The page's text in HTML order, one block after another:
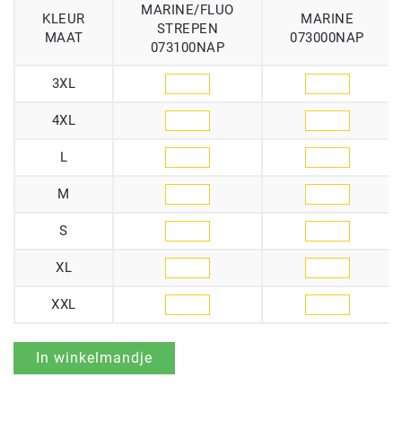
KLEUR
MAAT
MARINE/FLUO
STREPEN
073100NAP
MARINE
073000NAP
3XL
4XL
L
M
S
XL
XXL